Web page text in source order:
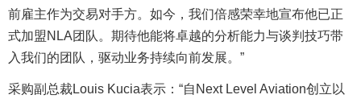
前雇主作为交易对手方。如今，我们倍感荣幸地宣布他已正
式加盟NLA团队。期待他能将卓越的分析能力与谈判技巧带
入我们的团队，驱动业务持续向前发展。”
采购副总裁Louis Kucia表示：“自Next Level Aviation创立以